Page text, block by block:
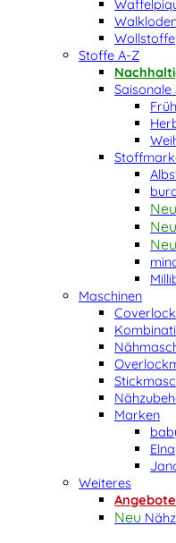
Wollstoffe
Stoffe A-Z
Saisonale
Maschinen
Marken
Elna
Weiteres
Angebote